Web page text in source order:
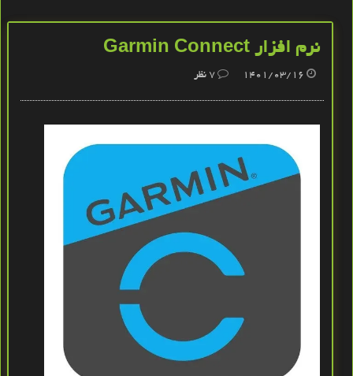
نرم افزار Garmin Connect
1401/03/16
7 نظر